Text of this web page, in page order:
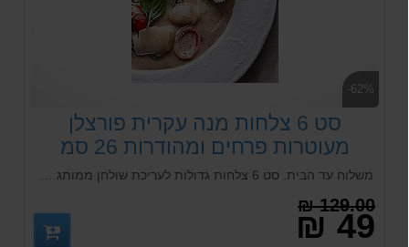
-62%
סט 6 צלחות מנה עקרית פורצלן
מעוטרות פרחים ומהודרות 26 סמ
GURAL
129.00 ₪
49 ₪